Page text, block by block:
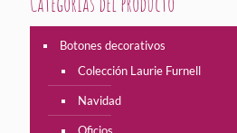
Botones decorativos
Colección Laurie Furnell
Navidad